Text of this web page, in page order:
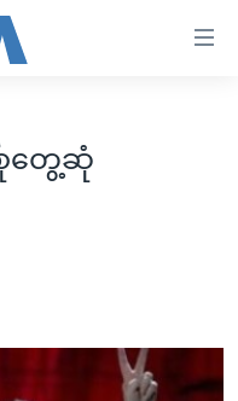
တွေ့ဆုံ